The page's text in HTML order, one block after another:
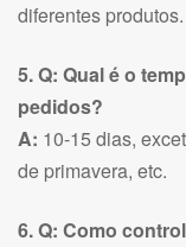
diferentes produtos.
5. Q: Qual é o
pedidos?
A: 10-15 dias,
de primavera, etc.
6. Q: Como